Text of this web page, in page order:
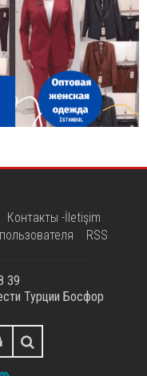
Контакты -İletişim
RSS
39
Турции Босфор